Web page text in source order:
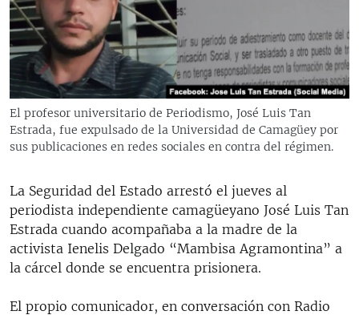
RADIO MARTÍ
ESPECIALES
ESPECIALES
LA REALIDAD DE LA VIVIENDA EN CUBA
SER VIEJO EN CUBA
LOS SANTOS DE HIALEAH
DESINFORMACIÓN RUSA EN AMÉRICA LATINA
LA INVASIÓN DE RUSIA A UCRANIA
MULTIMEDIA
EDITORIALES
SÍGUENOS
El profesor universitario de Periodismo, José Luis Tan
Estrada, fue expulsado de la Universidad de Camagüey por
sus publicaciones en redes sociales en contra del régimen.
La Seguridad del Estado arrestó el jueves al
periodista independiente camagüeyano José Luis Tan
Estrada cuando acompañaba a la madre de la
activista Ienelis Delgado “Mambisa Agramontina” a
la cárcel donde se encuentra prisionera.
El propio comunicador, en conversación con Radio